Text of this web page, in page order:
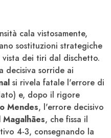
cala vistosamente,
sostituzioni strategiche
dei tiri dal dischetto.
decisiva sorride ai
si rivela fatale l'errore di
e, dopo il rigore
Mendes, l'errore decisivo
, che fissa il
4-3, consegnando la